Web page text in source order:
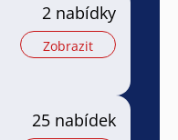
2 nabídky
Zobrazit
25 nabídek